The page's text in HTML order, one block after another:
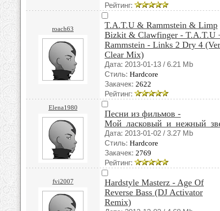
Рейтинг:
roach63
T.A.T.U & Rammstein & Limp
Bizkit & Clawfinger - T.A.T.U
Rammstein - Links 2 Dry 4
Clear Mix)
Дата: 2013-01-13 / 6.21 Mb
Стиль: Hardcore
Закачек: 2622
Рейтинг:
Elena1980
Песни из фильмов -
Дата: 2013-01-02 / 3.27 Mb
Стиль: Hardcore
Закачек: 2769
Рейтинг:
fvi2007
Hardstyle Masterz - Age Of
Reverse Bass (DJ Activator
Remix)